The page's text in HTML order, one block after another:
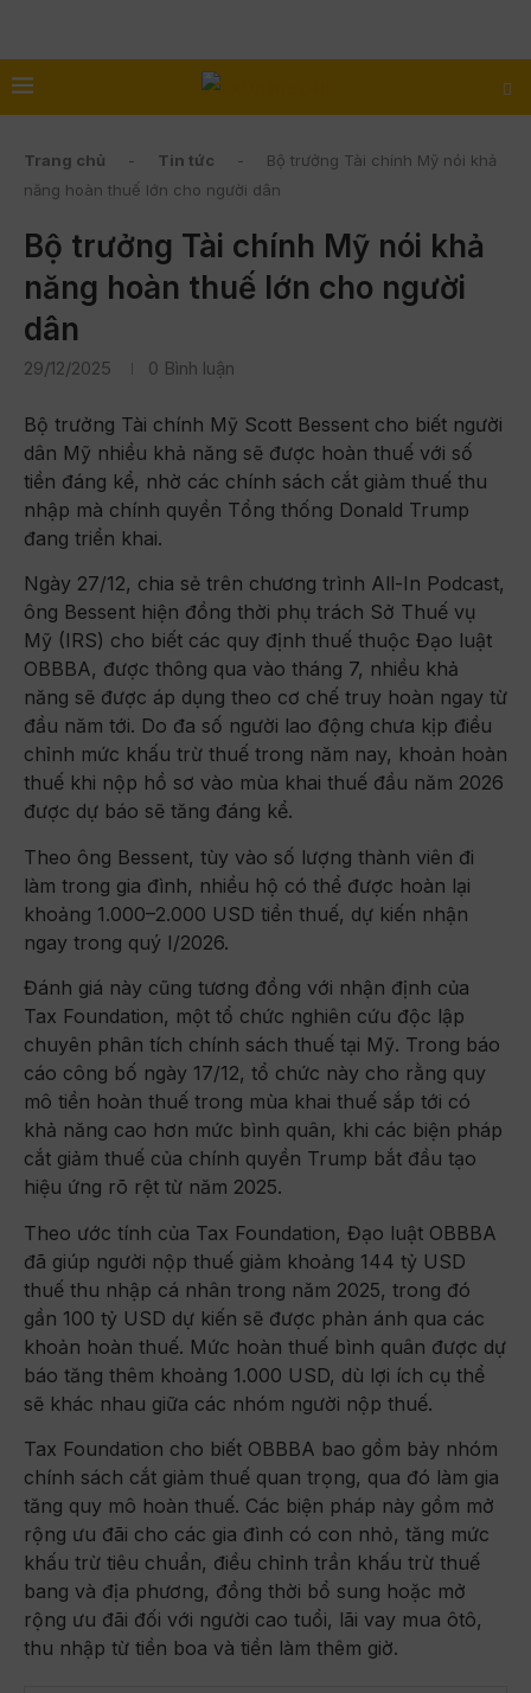
Trang chủ - Tin tức -
Bộ trưởng Tài chính Mỹ nói khả
năng hoàn thuế lớn cho người dân
Bộ trưởng Tài chính Mỹ nói khả
năng hoàn thuế lớn cho người
dân
29/12/2025 0 Bình luận
Bộ trưởng Tài chính Mỹ Scott Bessent cho biết người
dân Mỹ nhiều khả năng sẽ được hoàn thuế với số
tiền đáng kể, nhờ các chính sách cắt giảm thuế thu
nhập mà chính quyền Tổng thống Donald Trump
đang triển khai.
Ngày 27/12, chia sẻ trên chương trình All-In Podcast,
ông Bessent hiện đồng thời phụ trách Sở Thuế vụ
Mỹ (IRS) cho biết các quy định thuế thuộc Đạo luật
OBBBA, được thông qua vào tháng 7, nhiều khả
năng sẽ được áp dụng theo cơ chế truy hoàn ngay từ
đầu năm tới. Do đa số người lao động chưa kịp điều
chỉnh mức khấu trừ thuế trong năm nay, khoản hoàn
thuế khi nộp hồ sơ vào mùa khai thuế đầu năm 2026
được dự báo sẽ tăng đáng kể.
Theo ông Bessent, tùy vào số lượng thành viên đi
làm trong gia đình, nhiều hộ có thể được hoàn lại
khoảng 1.000–2.000 USD tiền thuế, dự kiến nhận
ngay trong quý I/2026.
Đánh giá này cũng tương đồng với nhận định của
Tax Foundation, một tổ chức nghiên cứu độc lập
chuyên phân tích chính sách thuế tại Mỹ. Trong báo
cáo công bố ngày 17/12, tổ chức này cho rằng quy
mô tiền hoàn thuế trong mùa khai thuế sắp tới có
khả năng cao hơn mức bình quân, khi các biện pháp
cắt giảm thuế của chính quyền Trump bắt đầu tạo
hiệu ứng rõ rệt từ năm 2025.
Theo ước tính của Tax Foundation, Đạo luật OBBBA
đã giúp người nộp thuế giảm khoảng 144 tỷ USD
thuế thu nhập cá nhân trong năm 2025, trong đó
gần 100 tỷ USD dự kiến sẽ được phản ánh qua các
khoản hoàn thuế. Mức hoàn thuế bình quân được dự
báo tăng thêm khoảng 1.000 USD, dù lợi ích cụ thể
sẽ khác nhau giữa các nhóm người nộp thuế.
Tax Foundation cho biết OBBBA bao gồm bảy nhóm
chính sách cắt giảm thuế quan trọng, qua đó làm gia
tăng quy mô hoàn thuế. Các biện pháp này gồm mở
rộng ưu đãi cho các gia đình có con nhỏ, tăng mức
khấu trừ tiêu chuẩn, điều chỉnh trần khấu trừ thuế
bang và địa phương, đồng thời bổ sung hoặc mở
rộng ưu đãi đối với người cao tuổi, lãi vay mua ôtô,
thu nhập từ tiền boa và tiền làm thêm giờ.